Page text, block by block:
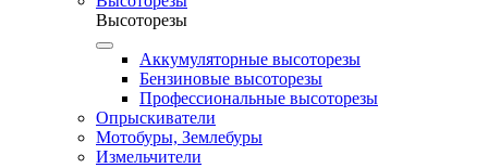
Высоторезы
Аккумуляторные высоторезы
Бензиновые высоторезы
Профессиональные высоторезы
Опрыскиватели
Мотобуры, Землебуры
Измельчители